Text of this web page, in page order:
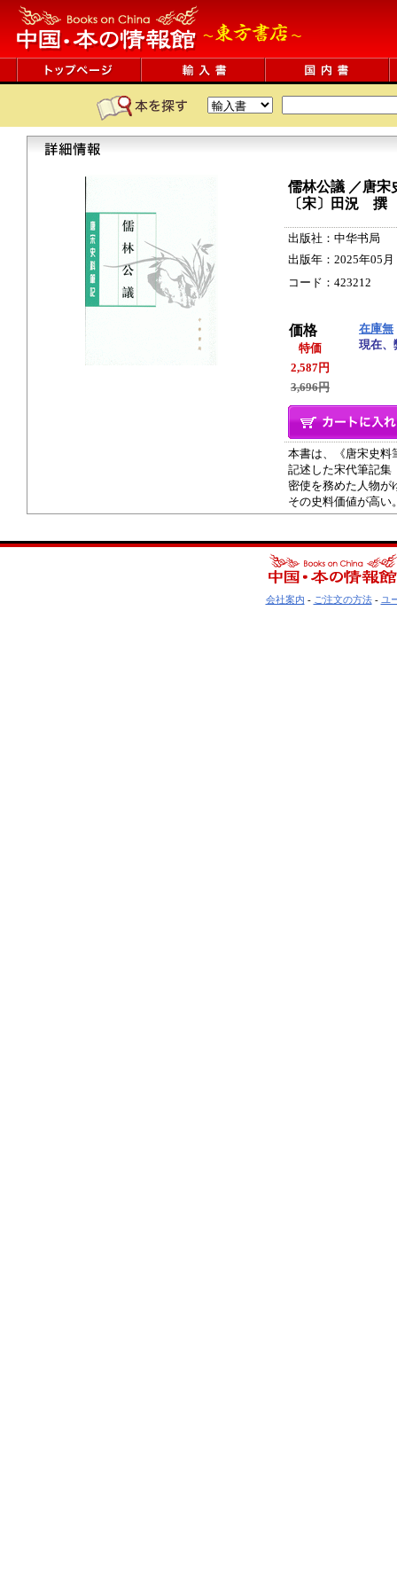
儒林公議 ／唐宋
〔宋〕田況
出版社：中华书局
出版年：2025年05月
コード：423212
価格
特価
2,587円
3,696円
在庫無
現在、
本書は、《唐宋史料
記述した宋代筆記集
密使を務めた人物が
その史料価値が高い
会社案内 - ご注文の方法- ユ